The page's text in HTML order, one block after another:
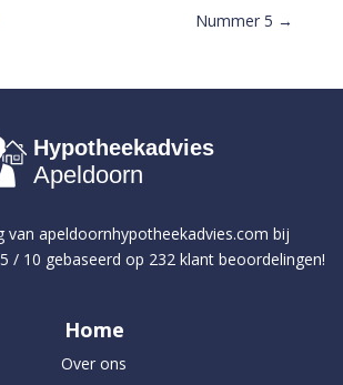
Nummer 5 →
Hypotheekadvies
Apeldoorn
van apeldoornhypotheekadvies.com bij
/ 10 gebaseerd op 232klant beoordelingen!
Home
Over ons